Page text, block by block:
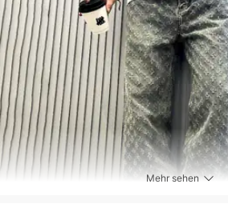
Elastizität des Gewebes
Nicht dehnbar
Pflegehinweise
chemische
Enthaltene Komponenten
Ein Stück
Hose mit Knopfleiste
Reißverschluss
Mehr sehen